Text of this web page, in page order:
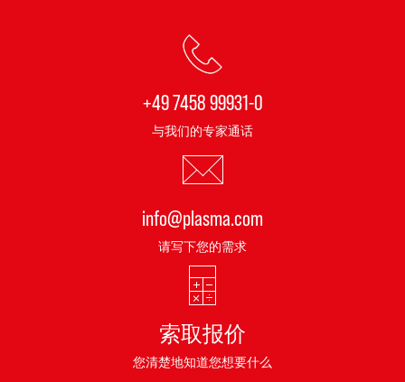
+49 7458 99931-0
与我们的专家通话
info@plasma.com
请写下您的需求
索取报价
您清楚地知道您想要什么